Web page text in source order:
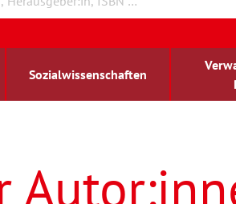
Sozialwissenschaften